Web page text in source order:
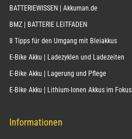
BATTERIEWISSEN | Akkuman.de
BMZ | BATTERIE LEITFADEN
8 Tipps für den Umgang mit Bleiakkus
E-Bike Akku | Ladezyklen und Ladezeiten
E-Bike Akku | Lagerung und Pflege
E-Bike Akku | Lithium-Ionen Akkus im Fokus
Informationen